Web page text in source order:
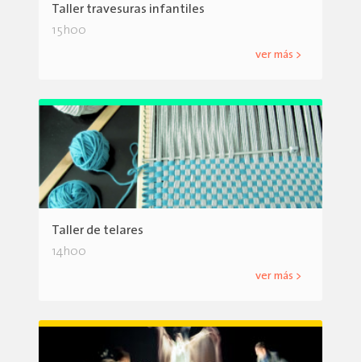
Taller travesuras infantiles
15h00
ver más >
Taller de telares
14h00
ver más >